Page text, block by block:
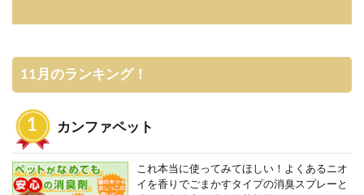
11月のランキング！
カンファペット
これ本当に使ってみてほしい！よくあるニオ
イを香りでごまかすタイプの消臭スプレーと